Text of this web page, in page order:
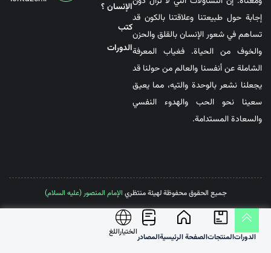
إجابة حول طبيعتنا وعلاقتنا بالكون قد
تساهم في شعور الإنسان بالقلق والحزن
والخوف من الحياة. فغياب المعرفة
الشاملة عن أنفسنا والعالم من حولنا قد
يجعلنا نشعر بالوحدة والتيه، مما يعيق
سعينا نحو الحب والهدوء النفسي
والسعادة المستدامة.
الإنسان ؟
کتب
الدورات
جميع الحقوق محفوظة لهيئة منتظري الإمام المنصور (عليه السلام)
الدوراتالمنتجاتالصفحة الرئيسيةالمصادرالختیاراللغ